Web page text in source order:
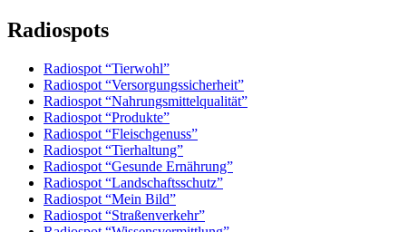
Radiospots
Radiospot “Tierwohl”
Radiospot “Versorgungssicherheit”
Radiospot “Nahrungsmittelqualität”
Radiospot “Produkte”
Radiospot “Fleischgenuss”
Radiospot “Tierhaltung”
Radiospot “Gesunde Ernährung”
Radiospot “Landschaftsschutz”
Radiospot “Mein Bild”
Radiospot “Straßenverkehr”